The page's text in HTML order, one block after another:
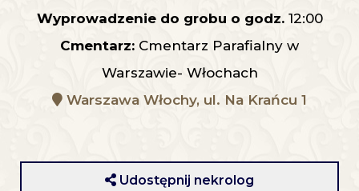
Wyprowadzenie do grobu o godz.12:00
Cmentarz: Cmentarz Parafialny w
Warszawie- Włochach
Warszawa Włochy, ul. Na Krańcu 1
Udostępnij nekrolog